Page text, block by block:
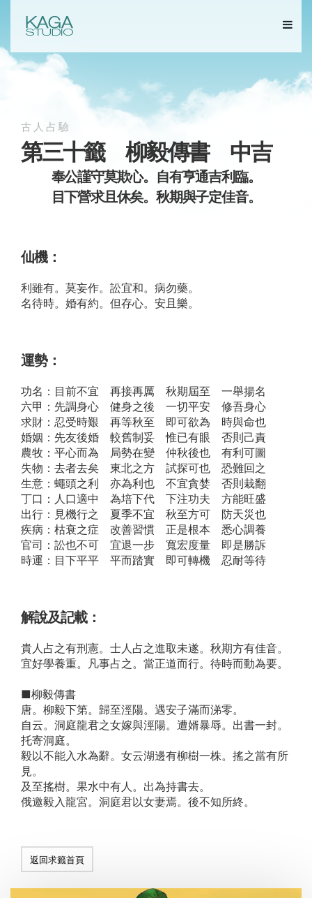
古人占驗
第三十籤 柳毅傳書 中吉
奉公謹守莫欺心。自有亨通吉利臨。
目下營求且休矣。秋期與子定佳音。
仙機：
利雖有。莫妄作。訟宜和。病勿藥。
名待時。婚有約。但存心。安且樂。
運勢：
功名：目前不宜 再接再厲 秋期屆至 一舉揚名
六甲：先調身心 健身之後 一切平安 修吾身心
求財：忍受時艱 再等秋至 即可欲為 時與命也
婚姻：先友後婚 較舊制妥 惟已有眼 否則己責
農牧：平心而為 局勢在變 仲秋後也 有利可圖
失物：去者去矣 東北之方 試探可也 恐難回之
生意：蠅頭之利 亦為利也 不宜貪婪 否則栽翻
丁口：人口適中 為培下代 下注功夫 方能旺盛
出行：見機行之 夏季不宜 秋至方可 防天災也
疾病：枯衰之症 改善習慣 正是根本 悉心調養
官司：訟也不可 宜退一步 寬宏度量 即是勝訴
時運：目下平平 平而踏實 即可轉機 忍耐等待
解說及記載：
貴人占之有刑憲。士人占之進取未遂。秋期方有佳音。
宜好學養重。凡事占之。當正道而行。待時而動為要。
■柳毅傳書
唐。柳毅下第。歸至涇陽。遇安子滿而涕零。
自云。洞庭龍君之女嫁與涇陽。遭婿暴辱。出書一封。
托寄洞庭。
毅以不能入水為辭。女云湖邊有柳樹一株。搖之當有所
見。
及至搖樹。果水中有人。出為持書去。
俄邀毅入龍宮。洞庭君以女妻焉。後不知所終。
返回求籤首頁